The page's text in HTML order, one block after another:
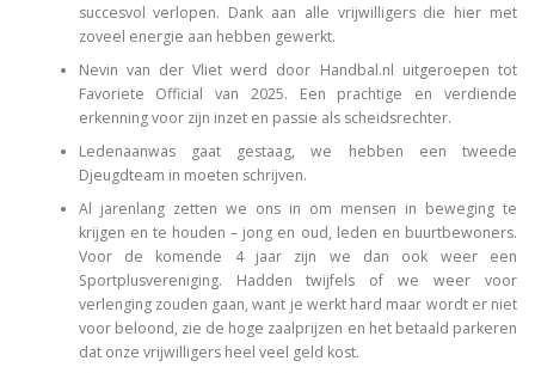
succesvol verlopen. Dank aan alle vrijwilligers die hier met
zoveel energie aan hebben gewerkt.
Nevin van der Vliet werd door Handbal.nl uitgeroepen tot
Favoriete Official van 2025. Een prachtige en verdiende
erkenning voor zijn inzet en passie als scheidsrechter.
Ledenaanwas gaat gestaag, we hebben een tweede
Djeugdteam in moeten schrijven.
Al jarenlang zetten we ons in om mensen in beweging te
krijgen en te houden – jong en oud, leden en buurtbewoners.
Voor de komende 4 jaar zijn we dan ook weer een
Sportplusvereniging. Hadden twijfels of we weer voor
verlenging zouden gaan, want je werkt hard maar wordt er niet
voor beloond, zie de hoge zaalprijzen en het betaald parkeren
dat onze vrijwilligers heel veel geld kost.